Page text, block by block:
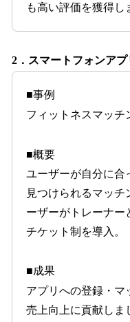
も高い評価を獲得し
2．スマートフォンア
■事例
フィットネスマッチ
■概要
ユーザーが自分に合
見つけられるマッ
ーザーがトレーナー
チケット制を導入。
■成果
アプリへの登録・マ
売上向上に貢献しま